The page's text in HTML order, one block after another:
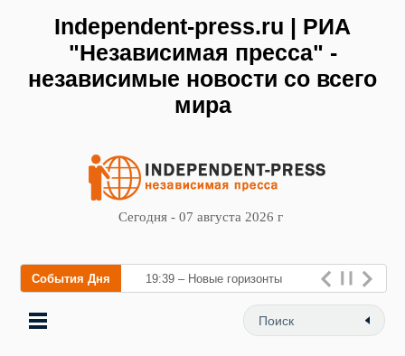
Independent-press.ru | РИА
"Независимая пресса" -
независимые новости со всего
мира
Сегодня - 07 августа 2026 г
События Дня 19:39 – Новые горизонты
флебологии: в Москве